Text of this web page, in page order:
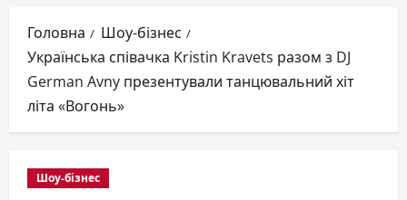
Головна
Шоу-бізнес
Українська співачка Kristin Kravets разом з DJ
German Avny презентували танцювальний хіт
літа «Вогонь»
Шоу-бізнес